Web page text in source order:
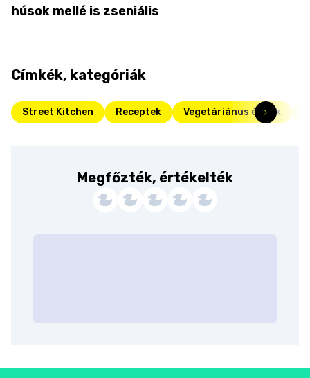
húsok mellé is zseniális
Címkék, kategóriák
Street Kitchen Receptek Vegetáriánus ételek
Megfőzték, értékelték